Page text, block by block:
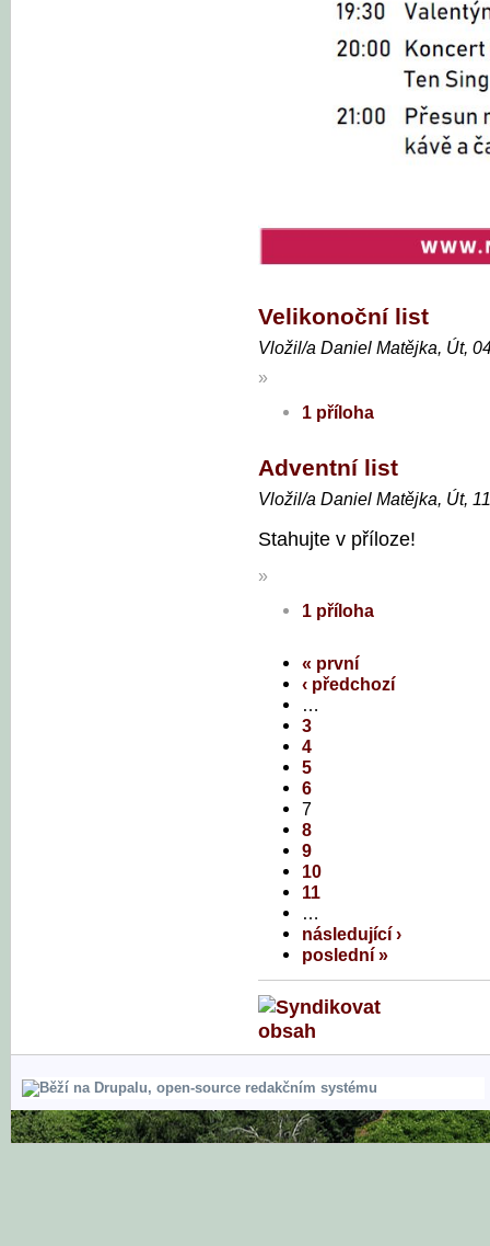
Velikonoční list
Vložil/a Daniel Matějka, Út,
»
1 příloha
Adventní list
Vložil/a Daniel Matějka, Út,
Stahujte v příloze!
»
1 příloha
« první
‹ předchozí
…
3
4
5
6
7
8
9
10
11
…
následující ›
poslední »